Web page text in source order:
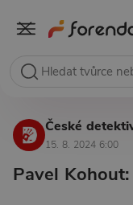
České
15. 8. 2024 6:00
Pavel